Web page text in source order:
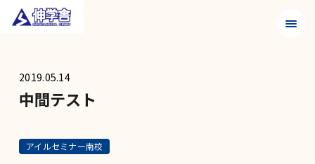
メニ
2019.05.14
中間テスト
アイルセミナー南校